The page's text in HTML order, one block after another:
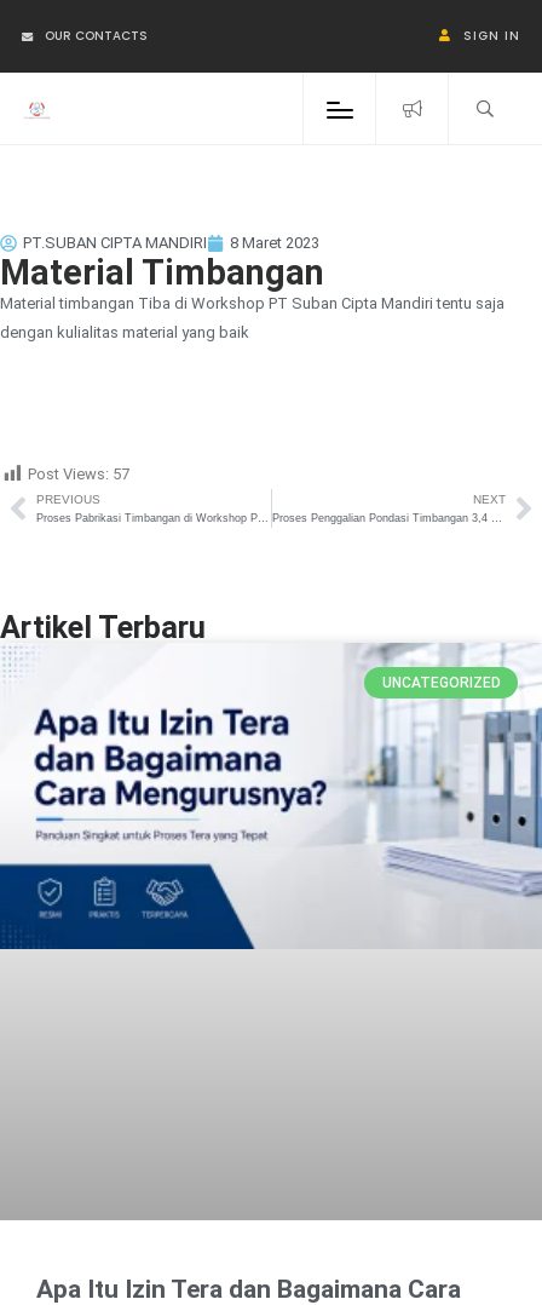
OUR CONTACTS SIGN IN
PT.SUBAN CIPTA MANDIRI 8 Maret 2023
Material Timbangan
Material timbangan Tiba di Workshop PT Suban Cipta Mandiri tentu saja
dengan kulialitas material yang baik
Post Views: 57
PREVIOUS
Proses Pabrikasi Timbangan di Workshop PT. SUBAN CIPTA MANDIRI
NEXT
Proses Penggalian Pondasi Timbangan 3,4 x 12 m Musi Banyuasin
Artikel Terbaru
UNCATEGORIZED
Apa Itu Izin Tera dan Bagaimana Cara